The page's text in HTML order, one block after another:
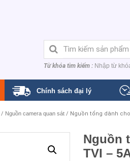
Từ khóa tìm kiếm : Nhập từ
Chính sách đại lý
/ Nguồn camera quan sát / Nguồn tổng dành
Nguồn
TVI –